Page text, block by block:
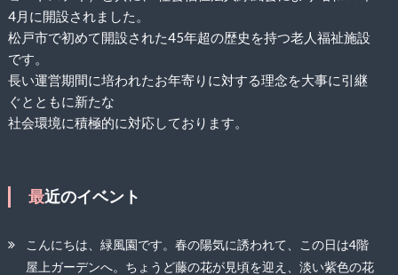
4月に開設されました。
松戸市で初めて開設された45年超の歴史を持つ老人福祉施設
です。
長い運営期間に培われたお年寄りに対する理念を大事に引継
ぐとともに新たな
社会環境に積極的に対応しております。
最近のイベント
こんにちは、緑風園です。春の陽気に誘われて、この日は4階
屋上ガーデンへ。ちょうど藤の花が見頃を迎え、淡い紫色の花